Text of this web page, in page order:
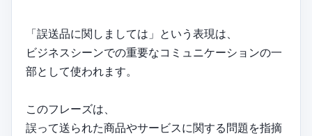
「誤送品に関しましては」という表現は、
ビジネスシーンでの重要なコミュニケーションの一
部として使われます。
このフレーズは、
誤って送られた商品やサービスに関する問題を指摘